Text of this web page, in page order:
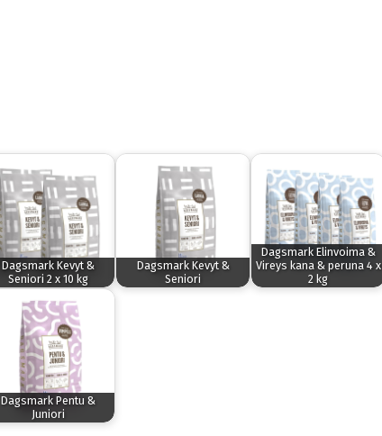
Dagsmark Kevyt &
Seniori 2 x 10 kg
Dagsmark Kevyt &
Seniori
Dagsmark Elinvoima &
Vireys kana & peruna 4 x
2 kg
Dagsmark Pentu &
Juniori